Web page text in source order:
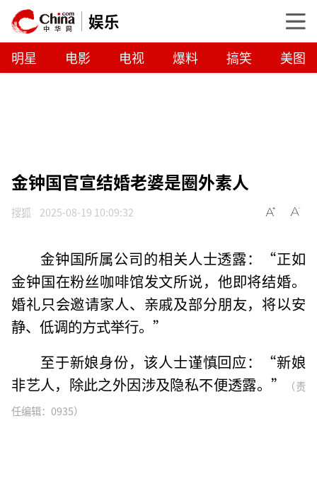
娱乐
明星 电影 电视 爆料 搞笑 美图
金钟国官宣结婚老婆是圈外素人
搜狐 2025-08-19 10:09:32
金钟国所属公司的相关人士透露：“正如
金钟国在粉丝咖啡馆发文所说，他即将结婚。
婚礼只会邀请家人、亲戚及部分朋友，将以安
静、低调的方式举行。”
至于新娘身份，该人士谨慎回应：“新娘
非艺人，除此之外因涉及隐私不便透露。”
（责
任编辑：0935）